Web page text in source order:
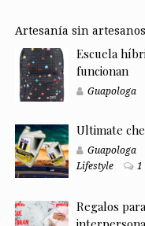
Artesanía sin
Escuela
funcionan
Guapologa
Ultimate
Guapologa
Lifestyle
1
Regalos